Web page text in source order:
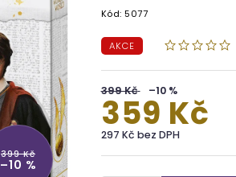
399 Kč
–10 %
Kód: 5077
AKCE
399 Kč –10 %
359 Kč
297 Kč bez DPH